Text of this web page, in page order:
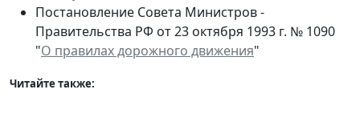
Постановление Совета Министров -
Правительства РФ от 23 октября 1993 г. № 1090
"О правилах дорожного движения"
Читайте также: